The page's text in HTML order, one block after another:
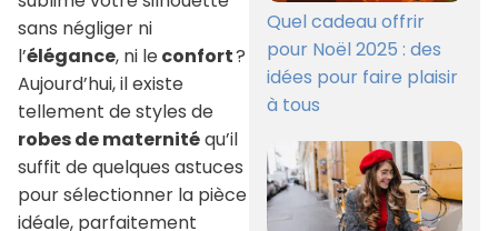
sans négliger ni
l’élégance, ni leconfort?
Aujourd’hui, il existe
tellement de styles de
robes de maternitéqu’il
suffit de quelques astuces
pour sélectionner la pièce
idéale, parfaitement
Quel cadeau offrir
pour Noël 2025 : des
idées pour faire plaisir
à tous